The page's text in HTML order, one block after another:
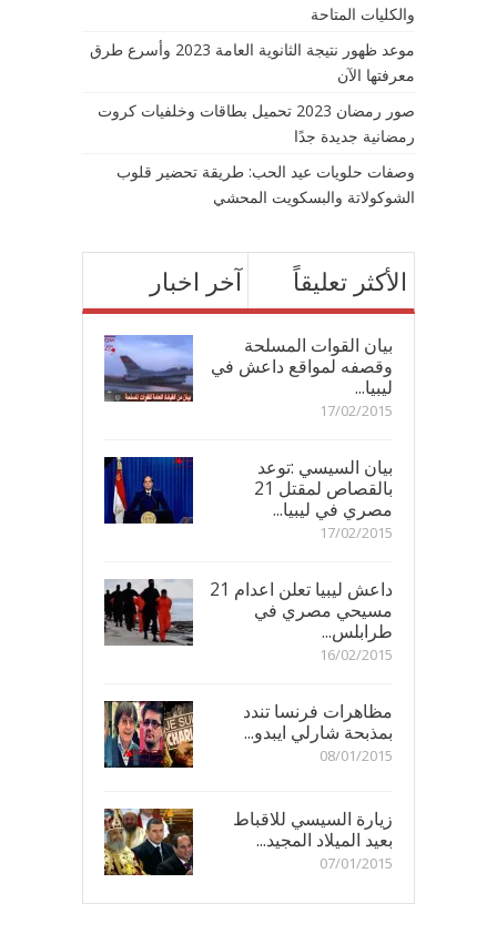
والكليات المتاحة
موعد ظهور نتيجة الثانوية العامة 2023 وأسرع طرق
معرفتها الآن
صور رمضان 2023 تحميل بطاقات وخلفيات كروت
رمضانية جديدة جدًا
وصفات حلويات عيد الحب: طريقة تحضير قلوب
الشوكولاتة والبسكويت المحشي
آخر اخبار الأكثر تعليقاً
بيان القوات المسلحة
وقصفه لمواقع داعش في
ليبيا...
17/02/2015
بيان السيسي :توعد
بالقصاص لمقتل 21
مصري في ليبيا...
17/02/2015
داعش ليبيا تعلن اعدام 21
مسيحي مصري في
طرابلس...
16/02/2015
مظاهرات فرنسا تندد
بمذبحة شارلي ايبدو...
08/01/2015
زيارة السيسي للاقباط
بعيد الميلاد المجيد...
07/01/2015